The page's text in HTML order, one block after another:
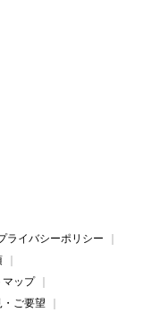
ライバシーポリシー
マップ
・ご要望